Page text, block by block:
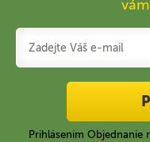
Prihlásením Objednanie